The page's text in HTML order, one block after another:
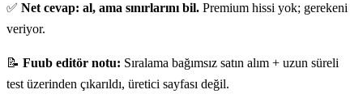
✅ Net cevap: al, ama sınırlarını bil. Premium hissi yok; gerekeni
veriyor.
📝 Fuub editör notu: Sıralama bağımsız satın alım + uzun süreli
test üzerinden çıkarıldı, üretici sayfası değil.